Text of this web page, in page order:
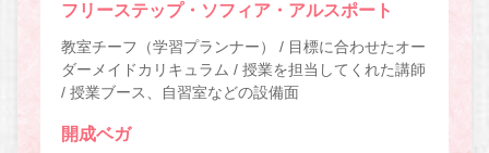
フリーステップ・ソフィア・アルスポート
教室チーフ（学習プランナー） / 目標に合わせたオー
ダーメイドカリキュラム / 授業を担当してくれた講師
/ 授業ブース、自習室などの設備面
開成ベガ